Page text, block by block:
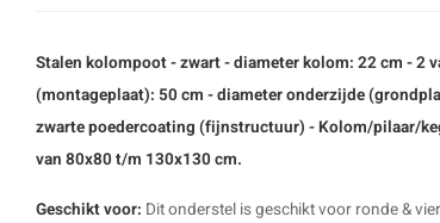
Stalen kolompoot - zwart - diameter kolom: 22 cm - 2
(montageplaat): 50 cm - diameter onderzijde
zwarte poedercoating (fijnstructuur) - Kolom/pilaar/
van 80x80 t/m 130x130 cm.
Geschikt voor: Dit onderstel is geschikt voor ronde &